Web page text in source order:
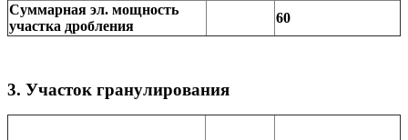
Суммарная эл. мощность
участка дробления
60
3. Участок гранулирования